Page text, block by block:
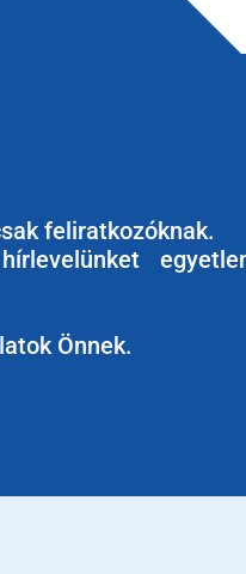
feliratkozóknak.
Önnek.